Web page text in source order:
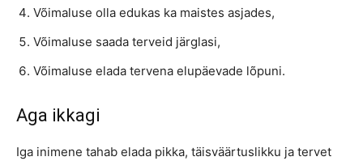
Võimaluse olla edukas ka maistes asjades,
Võimaluse saada terveid järglasi,
Võimaluse elada tervena elupäevade lõpuni.
Aga ikkagi
Iga inimene tahab elada pikka, täisväärtuslikku ja tervet